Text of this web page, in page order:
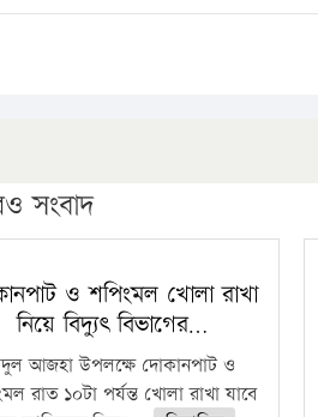
সংবাদ
ও শপিংমল খোলা রাখা
নিয়ে বিদ্যুৎ বিভাগের…
আজহা উপলক্ষে দোকানপাট ও
রাত ১০টা পর্যন্ত খোলা রাখা যাবে